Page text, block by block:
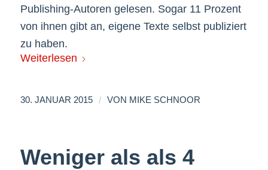
Publishing-Autoren gelesen. Sogar 11 Prozent
von ihnen gibt an, eigene Texte selbst publiziert
zu haben.
Weiterlesen
30. JANUAR 2015 / VON MIKE SCHNOOR
Weniger als als 4